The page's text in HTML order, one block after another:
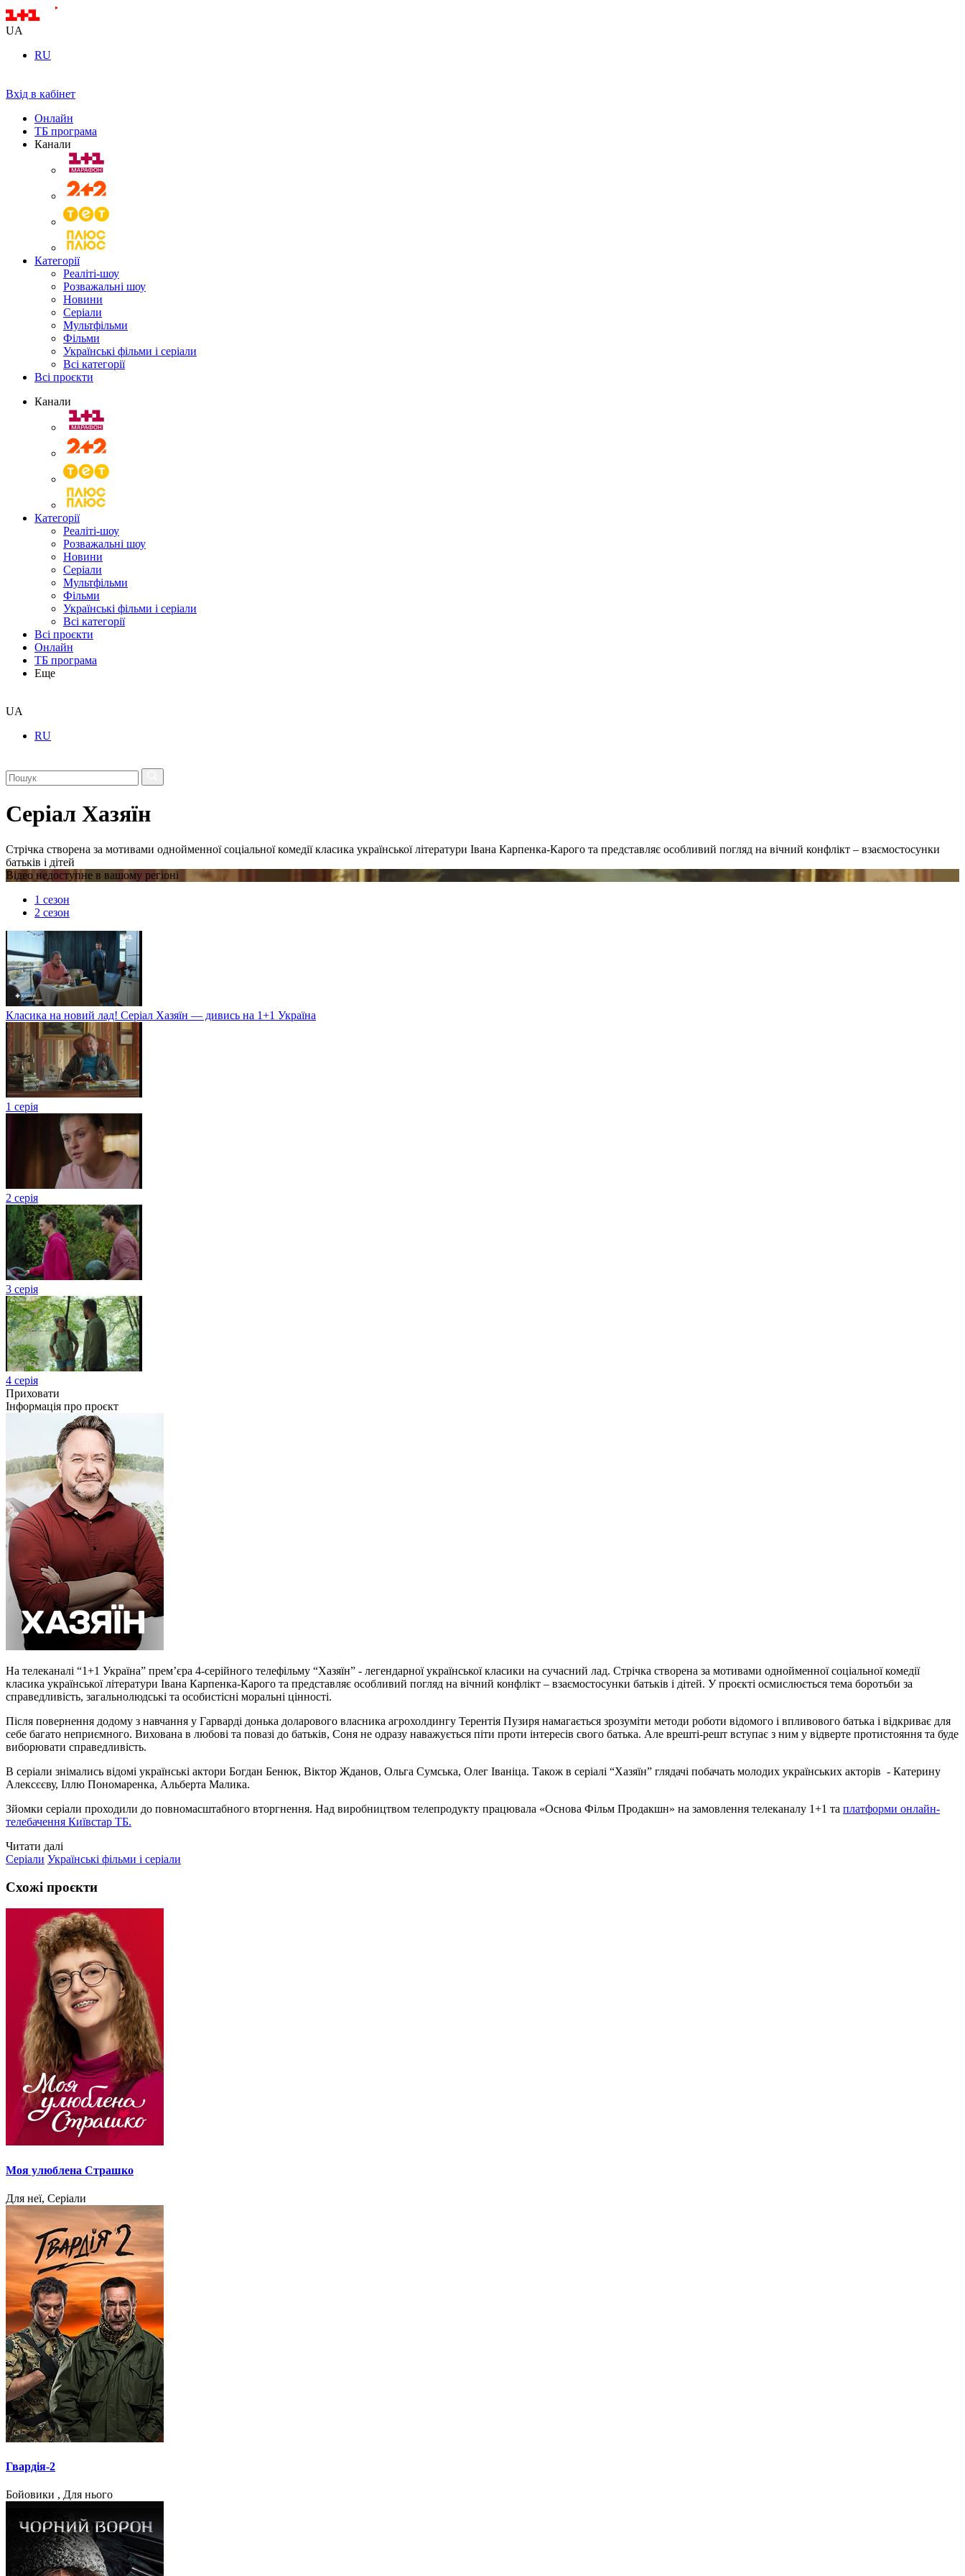
UA
RU
Вхід в кабінет
Онлайн
ТБ програма
Канали
Категорії
Реаліті-шоу
Розважальні шоу
Новини
Серіали
Мультфільми
Фільми
Українські фільми і серіали
Всі категорії
Всі проєкти
Канали
Категорії
Реаліті-шоу
Розважальні шоу
Новини
Серіали
Мультфільми
Фільми
Українські фільми і серіали
Всі категорії
Всі проєкти
Онлайн
ТБ програма
Еще
UA
RU
Серіал Хазяїн
Стрічка створена за мотивами однойменної соціальної комедії класика української літератури Івана Карпенка-Карого та представляє особливий погляд на вічний конфлікт – взаємостосунки
батьків і дітей
Відео недоступне в вашому регіоні
1 сезон
2 сезон
Класика на новий лад! Серіал Хазяїн — дивись на 1+1 Україна
1 серія
2 серія
3 серія
4 серія
Приховати
Інформація про проєкт
На телеканалі “1+1 Україна” премʼєра 4-серійного телефільму “Хазяїн” - легендарної української класики на сучасний лад. Стрічка створена за мотивами однойменної соціальної комедії
класика української літератури Івана Карпенка-Карого та представляє особливий погляд на вічний конфлікт – взаємостосунки батьків і дітей. У проєкті осмислюється тема боротьби за
справедливість, загальнолюдські та особистісні моральні цінності.
Після повернення додому з навчання у Гарварді донька доларового власника агрохолдингу Терентія Пузиря намагається зрозуміти методи роботи відомого і впливового батька і відкриває для
себе багато неприємного. Вихована в любові та повазі до батьків, Соня не одразу наважується піти проти інтересів свого батька. Але врешті-решт вступає з ним у відверте протистояння та буде
виборювати справедливість.
В серіали знімались відомі українські актори Богдан Бенюк, Віктор Жданов, Ольга Сумська, Олег Іваніца. Також в серіалі “Хазяїн” глядачі побачать молодих українських акторів - Катерину
Алексєєву, Іллю Пономаренка, Альберта Малика.
Зйомки серіали проходили до повномасштабного вторгнення. Над виробництвом телепродукту працювала «Основа Фільм Продакшн» на замовлення телеканалу 1+1 та платформи онлайн-
телебачення Київстар ТБ.
Читати далі
Серіали Українські фільми і серіали
Схожі проєкти
Моя улюблена Страшко
Для неї, Серіали
Гвардія-2
Бойовики , Для нього